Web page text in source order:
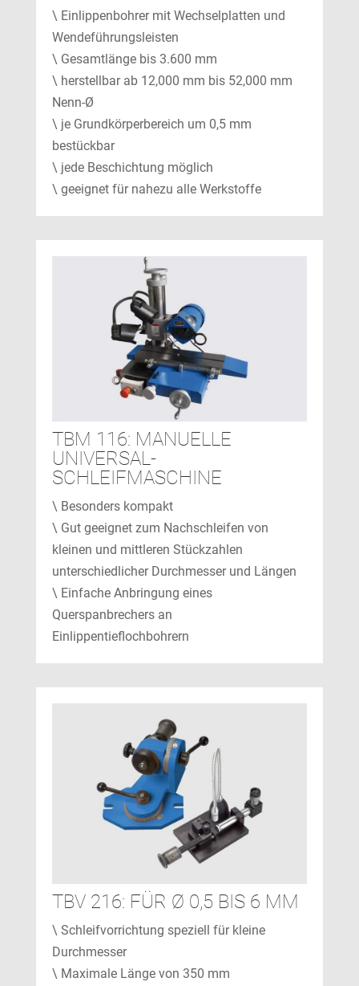
\ Einlippenbohrer mit Wechselplatten und
Wendeführungsleisten
\ Gesamtlänge bis 3.600 mm
\ herstellbar ab 12,000 mm bis 52,000 mm
Nenn-Ø
\ je Grundkörperbereich um 0,5 mm
bestückbar
\ jede Beschichtung möglich
\ geeignet für nahezu alle Werkstoffe
TBM 116: MANUELLE
UNIVERSAL-
SCHLEIFMASCHINE
\ Besonders kompakt
\ Gut geeignet zum Nachschleifen von
kleinen und mittleren Stückzahlen
unterschiedlicher Durchmesser und Längen
\ Einfache Anbringung eines
Querspanbrechers an
Einlippentieflochbohrern
TBV 216: FÜR Ø 0,5 BIS 6 MM
\ Schleifvorrichtung speziell für kleine
Durchmesser
\ Maximale Länge von 350 mm